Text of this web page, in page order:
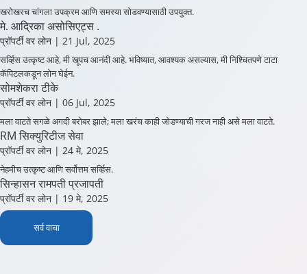
खरोखरच चांगला उपक्रम आणि समस्या सोडवण्यासाठी उपयुक्त.
मे. आद्रिका असोसिएट्स .
प्रॉपर्टी वर लोन | 21 Jul, 2025
सर्व्हिस उत्कृष्ट आहे, मी खूपच आनंदी आहे. भविष्यात, आवश्यक असल्यास, मी निश्चितपणे टाटा
कॅपिटलकडून लोन घेईन.
सोमशेकरा टीके
प्रॉपर्टी वर लोन | 06 Jul, 2025
मला वाटते सगळे अगदी बरोबर झाले; मला खरंच काही जोडण्याची गरज नाही असे मला वाटते.
RM सिक्युरिटीज सेवा
प्रॉपर्टी वर लोन | 24 मे, 2025
नेहमीच उत्कृष्ट आणि सर्वोत्तम सर्व्हिस.
सिन्हासन रामपती प्रजापती
प्रॉपर्टी वर लोन | 19 मे, 2025
सर्व वाचा